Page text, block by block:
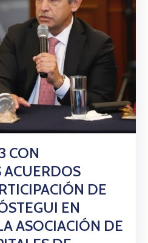
CON
ACUERDOS
DE
EN
ASOCIACIÓN DE